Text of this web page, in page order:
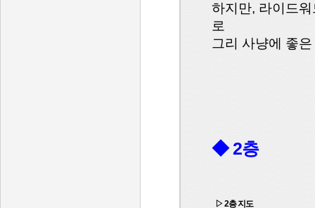
하지만, 라이드
로
그리 사냥에 좋
◆ 2층
▷ 2층 지도